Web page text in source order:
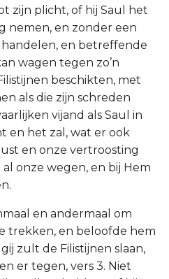
zijn plicht, of hij Saul het
nemen, en zonder een
en betreffende
wagen tegen zo’n
beschikten, met
als die zijn schreden
vijand als Saul in
en het zal, wat er ook
en onze vertroosting
onze wegen, en bij Hem
en andermaal om
trekken, en beloofde hem
zult de Filistijnen slaan,
er tegen, vers 3. Niet